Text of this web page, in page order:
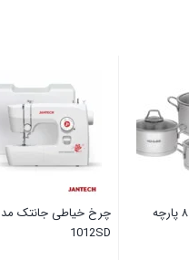
سرویس پخت و پز ۸ پارچه
چرخ خیاطی جانتک
1012SD